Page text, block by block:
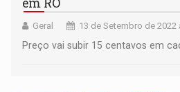
Geral 13 de Setembro de 2022
Preço vai subir 15 centavos em